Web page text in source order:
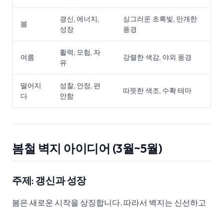
봄
갱신, 에너지,
성장
싱그러운 초록빛, 만개한
풍경
여름
활력, 모험, 자
유
강렬한 색감, 야외 풍경
떨어지
다
성찰, 안정, 편
안함
따뜻한 색조, 수확 테마
봄철 벽지 아이디어 (3월~5월)
주제: 갱신과 성장
봄은 새로운 시작을 상징합니다. 따라서 벽지는 신선하고